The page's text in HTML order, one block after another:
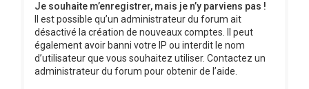
Je souhaite m’enregistrer, mais je n’y parviens pas !
Il est possible qu’un administrateur du forum ait
désactivé la création de nouveaux comptes. Il peut
également avoir banni votre IP ou interdit le nom
d’utilisateur que vous souhaitez utiliser. Contactez un
administrateur du forum pour obtenir de l’aide.